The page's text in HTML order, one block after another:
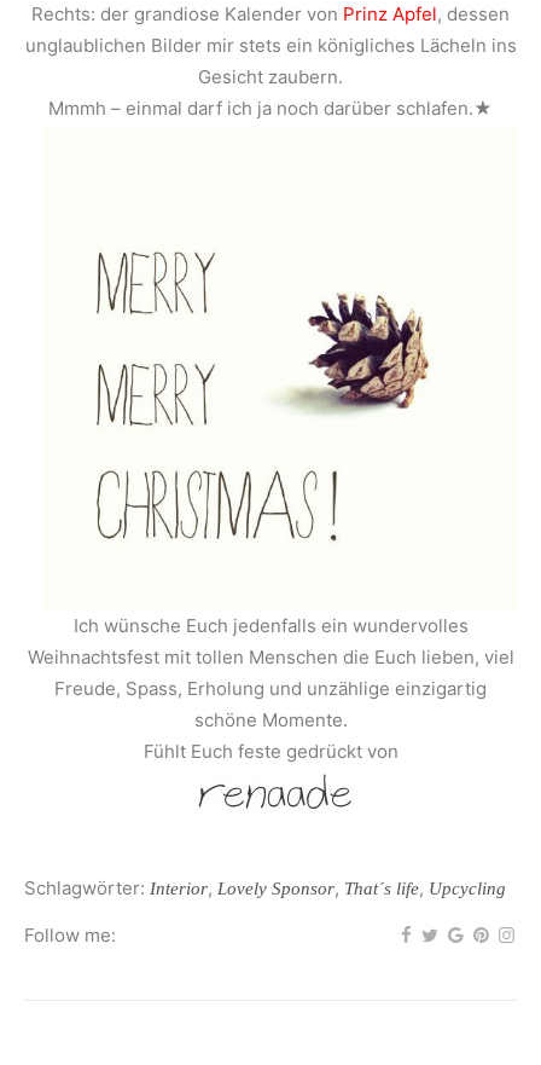
Rechts: der grandiose Kalender von Prinz Apfel, dessen
unglaublichen Bilder mir stets ein königliches Lächeln ins
Gesicht zaubern.
Mmmh – einmal darf ich ja noch darüber schlafen.★
Ich wünsche Euch jedenfalls ein wundervolles
Weihnachtsfest mit tollen Menschen die Euch lieben, viel
Freude, Spass, Erholung und unzählige einzigartig
schöne Momente.
Fühlt Euch feste gedrückt von
Schlagwörter: Interior, Lovely Sponsor, That´s life, Upcycling
Follow me: